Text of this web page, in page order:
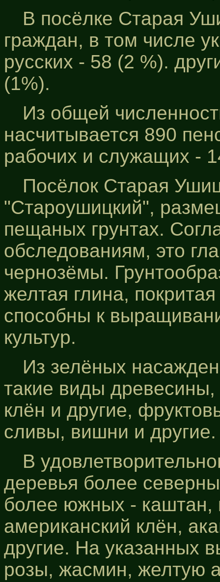
В посёлке Старая
граждан, в том числе
русских - 58 (2 %).
(1%).
Из общей
насчитывается 890
рабочих и служащих -
Посёлок Старая
"Староушицкий",
пещаных грунтах.
обследованиям, это
чернозёмы.
желтая глина,
способны к
культур.
Из зелёных
такие виды древесины,
клён и другие,
сливы, вишни и другие.
В
деревья более
более южных -
американский клён,
другие. На указанных
розы, жасмин, желтую